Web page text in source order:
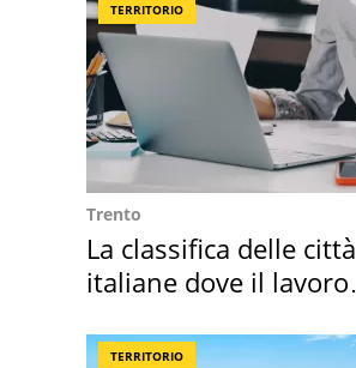
TERRITORIO
Trento
La classifica delle città
italiane dove il lavoro
TERRITORIO